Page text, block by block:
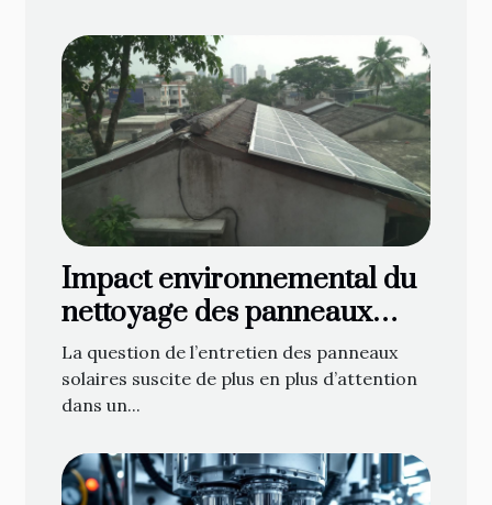
Impact environnemental du
nettoyage des panneaux
solaires
La question de l’entretien des panneaux
solaires suscite de plus en plus d’attention
dans un...